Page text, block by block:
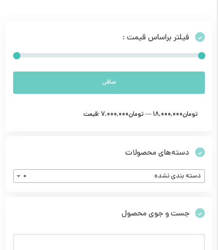
فیلتر براساس قیمت :
صافی
قيمت: 7,000,000تومان— 18,000,000تومان
دسته‌های محصولات
× دسته بندی نشده
جست و جوی محصول